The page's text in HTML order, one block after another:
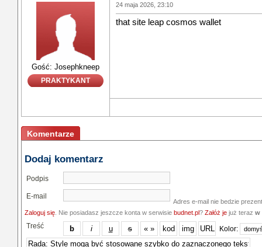
Gość: Josephkneep
PRAKTYKANT
24 maja 2026, 23:10
that site leap cosmos wallet
Komentarze
Dodaj komentarz
Podpis
E-mail
Adres e-mail nie bedzie
Zaloguj się . Nie posiadasz jeszcze konta w serwisie budnet.pl? Załóż je już teraz w
Treść Kolor: